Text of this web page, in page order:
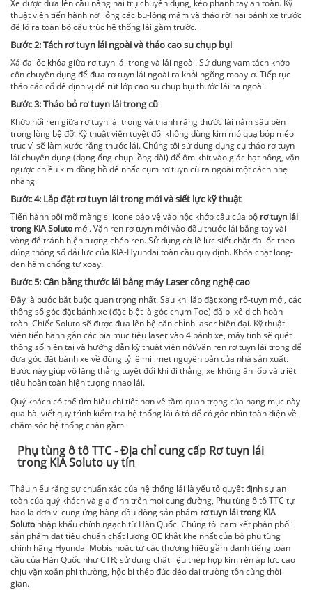
Xe được đưa lên cầu nâng hai trụ chuyên dụng, kéo phanh tay an toàn. Kỹ
thuật viên tiến hành nới lỏng các bu-lông mâm và tháo rời hai bánh xe trước
để lộ ra toàn bộ cấu trúc hệ thống lái gầm trước.
Bước 2: Tách rơ tuyn lái ngoài và tháo cao su chụp bụi
Xả đai ốc khóa giữa rơ tuyn lái trong và lái ngoài. Sử dụng vam tách khớp
côn chuyên dụng để đưa rơ tuyn lái ngoài ra khỏi ngõng moay-ơ. Tiếp tục
tháo các cổ dê định vị để rút lớp cao su chụp bụi thước lái ra ngoài.
Bước 3: Tháo bỏ rơ tuyn lái trong cũ
Khớp nối ren giữa rơ tuyn lái trong và thanh răng thước lái nằm sâu bên
trong lòng bệ đỡ. Kỹ thuật viên tuyệt đối không dùng kìm mỏ quạ bóp méo
trục vì sẽ làm xước răng thước lái. Chúng tôi sử dụng dụng cụ tháo rơ tuyn
lái chuyên dụng (dạng ống chụp lồng dài) để ôm khít vào giác hạt hông, vặn
ngược chiều kim đồng hồ để nhấc cụm rơ tuyn cũ ra ngoài một cách nhẹ
nhàng.
Bước 4: Lắp đặt rơ tuyn lái trong mới và siết lực kỹ thuật
Tiến hành bôi mỡ màng silicone bảo vệ vào hộc khớp cầu của bộ rơ tuyn lái
trong KIA Soluto mới. Vặn ren rơ tuyn mới vào đầu thước lái bằng tay vài
vòng để tránh hiện tượng chéo ren. Sử dụng cờ-lê lực siết chặt đai ốc theo
đúng thông số dải lực của KIA-Hyundai toàn cầu quy định. Khóa chặt long-
đen hãm chống tự xoay.
Bước 5: Cân bằng thước lái bằng máy Laser công nghệ cao
Đây là bước bắt buộc quan trọng nhất. Sau khi lắp đặt xong rô-tuyn mới, các
thông số góc đặt bánh xe (đặc biệt là góc chụm Toe) đã bị xê dịch hoàn
toàn. Chiếc Soluto sẽ được đưa lên bệ căn chỉnh laser hiện đại. Kỹ thuật
viên tiến hành gắn các bia mục tiêu laser vào 4 bánh xe, máy tính sẽ quét
thông số hiện tại và hướng dẫn kỹ thuật viên nới/vặn ren rơ tuyn lái trong để
đưa góc đặt bánh xe về đúng tỷ lệ milimet nguyên bản của nhà sản xuất.
Bước này giúp vô lăng thẳng tuyệt đối khi đi thẳng, xe không ăn lốp và triệt
tiêu hoàn toàn hiện tượng nhao lái.
Quý khách có thể tìm hiểu chi tiết hơn về tầm quan trọng của hạng mục này
qua bài viết quy trình kiểm tra hệ thống lái ô tô để có góc nhìn toàn diện về
chăm sóc hệ thống chân gầm.
Phụ tùng ô tô TTC - Địa chỉ cung cấp Rơ tuyn lái
trong KIA Soluto uy tín
Thấu hiểu rằng sự chuẩn xác của hệ thống lái là yếu tố quyết định sự an
toàn của quý khách và gia đình trên mọi cung đường, Phụ tùng ô tô TTC tự
hào là đơn vị cung ứng hàng đầu dòng sản phẩm rơ tuyn lái trong KIA
Soluto nhập khẩu chính ngạch từ Hàn Quốc. Chúng tôi cam kết phân phối
sản phẩm đạt tiêu chuẩn chất lượng OE khắt khe nhất của bộ phụ tùng
chính hãng Hyundai Mobis hoặc từ các thương hiệu gầm danh tiếng toàn
cầu của Hàn Quốc như CTR; sử dụng chất liệu thép hợp kim rèn áp lực cao
chịu vặn xoắn phi thường, hộc bi thép đúc dẻo dai trường tồn cùng thời
gian.